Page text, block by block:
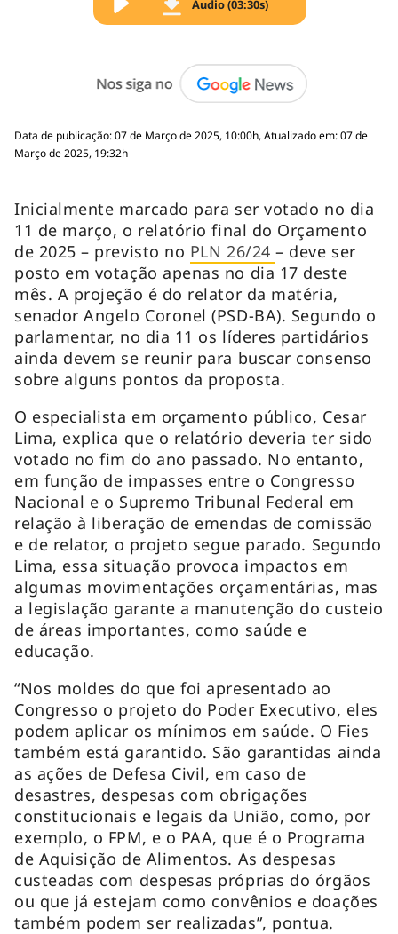
Áudio (03:30s)
Data de publicação: 07 de Março de 2025, 10:00h, Atualizado em: 07 de
Março de 2025, 19:32h
Inicialmente marcado para ser votado no dia
11 de março, o relatório final do Orçamento
de 2025 – previsto no PLN 26/24– deve ser
posto em votação apenas no dia 17 deste
mês. A projeção é do relator da matéria,
senador Angelo Coronel (PSD-BA). Segundo o
parlamentar, no dia 11 os líderes partidários
ainda devem se reunir para buscar consenso
sobre alguns pontos da proposta.
O especialista em orçamento público, Cesar
Lima, explica que o relatório deveria ter sido
votado no fim do ano passado. No entanto,
em função de impasses entre o Congresso
Nacional e o Supremo Tribunal Federal em
relação à liberação de emendas de comissão
e de relator, o projeto segue parado. Segundo
Lima, essa situação provoca impactos em
algumas movimentações orçamentárias, mas
a legislação garante a manutenção do custeio
de áreas importantes, como saúde e
educação.
“Nos moldes do que foi apresentado ao
Congresso o projeto do Poder Executivo, eles
podem aplicar os mínimos em saúde. O Fies
também está garantido. São garantidas ainda
as ações de Defesa Civil, em caso de
desastres, despesas com obrigações
constitucionais e legais da União, como, por
exemplo, o FPM, e o PAA, que é o Programa
de Aquisição de Alimentos. As despesas
custeadas com despesas próprias do órgãos
ou que já estejam como convênios e doações
também podem ser realizadas”, pontua.